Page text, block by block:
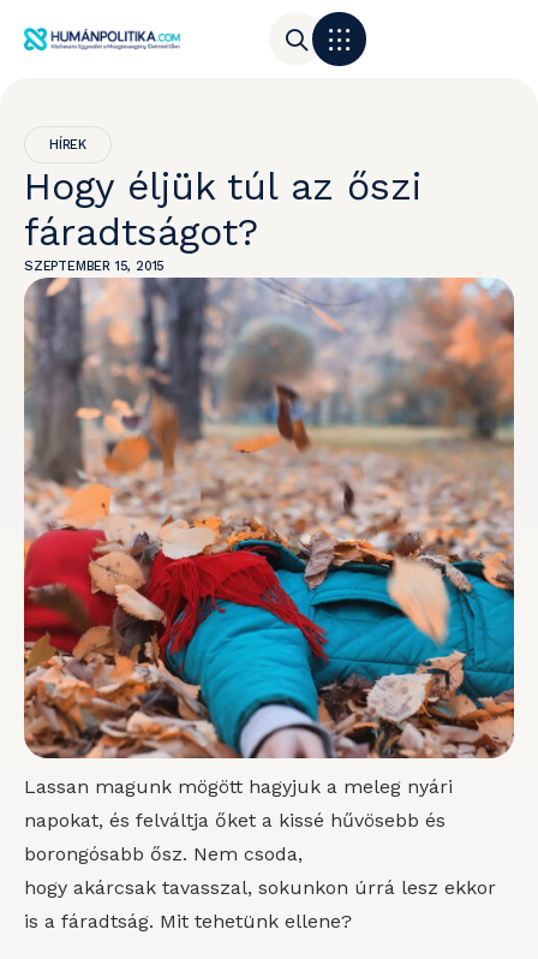
HÍREK
Hogy éljük túl az őszi
fáradtságot?
SZEPTEMBER 15, 2015
Lassan magunk mögött hagyjuk a meleg nyári
napokat, és felváltja őket a kissé hűvösebb és
borongósabb ősz. Nem csoda,
hogy akárcsak tavasszal, sokunkon úrrá lesz ekkor
is a fáradtság. Mit tehetünk ellene?